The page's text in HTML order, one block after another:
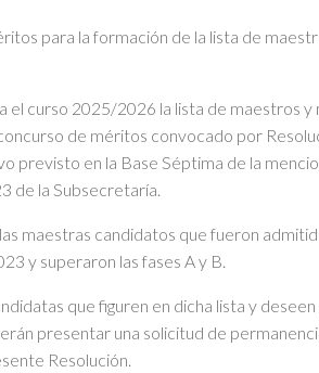
para la formación de la lista de
el curso 2025/2026 la lista de maestros
de méritos convocado por
previsto en la Base Séptima de la
de la Subsecretaría.
maestras candidatos que fueron
y superaron las fases A y B.
que figuren en dicha lista y
presentar una solicitud de
Resolución.